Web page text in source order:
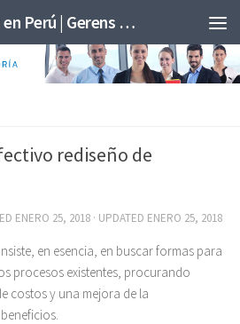
Noticias | Consultora en Perú | Gerens Consultoría
rediseño de
ENERO 25, 2018 · UPDATED ENERO 25, 2018
en esencia, en buscar formas para
procesos existentes, procurando
costos y una mejora de la